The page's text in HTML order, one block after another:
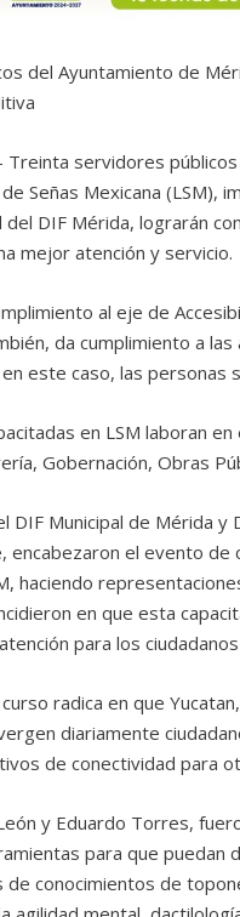
del Ayuntamiento de
Treinta servidores
Señas Mexicana
del DIF Mérida, lograrán
mejor atención y servicio.
al eje de
da cumplimiento a
este caso, las personas
en LSM laboran
Gobernación, Obras
DIF Municipal de Mérida y
encabezaron el evento de
haciendo
en que esta
para los
radica en que
diariamente
de conectividad para
y Eduardo Torres,
para que puedan
conocimientos de